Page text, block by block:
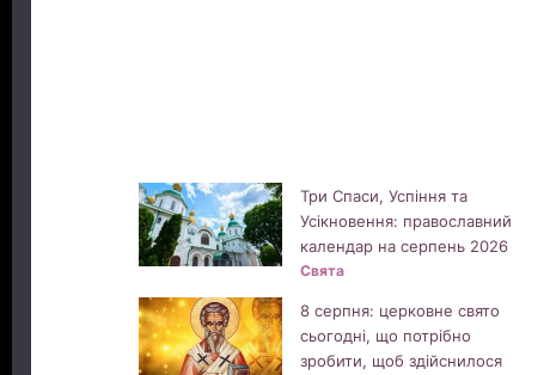
Три Спаси, Успіння та
Усікновення: православний
календар на серпень 2026
Свята
8 серпня: церковне свято
сьогодні, що потрібно
зробити, щоб здійснилося